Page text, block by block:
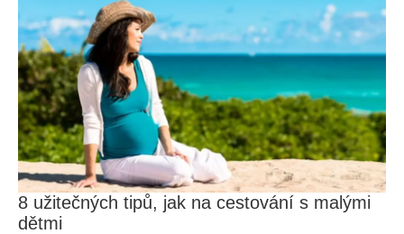
8 užitečných tipů, jak na cestování s malými
dětmi